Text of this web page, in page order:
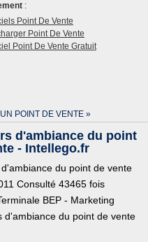
:
Point De Vente
Point De Vente
Point De Vente Gratuit
UN POINT DE VENTE »
d'ambiance du point
- Intellego.fr
du point de vente
Consulté 43465 fois
BEP - Marketing
d'ambiance du point de vente